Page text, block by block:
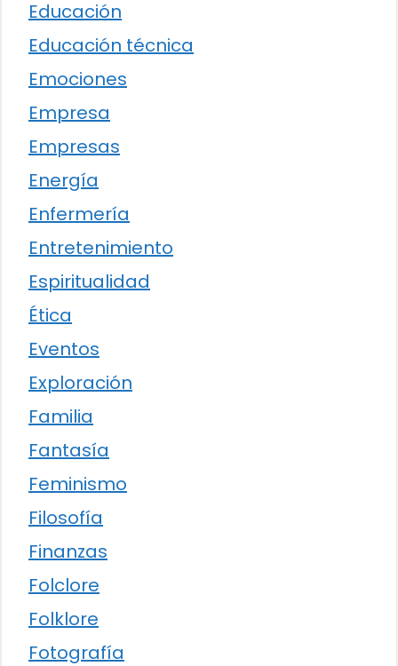
Educación
Educación técnica
Emociones
Empresa
Empresas
Energía
Enfermería
Entretenimiento
Espiritualidad
Ética
Eventos
Exploración
Familia
Fantasía
Feminismo
Filosofía
Finanzas
Folclore
Folklore
Fotografía